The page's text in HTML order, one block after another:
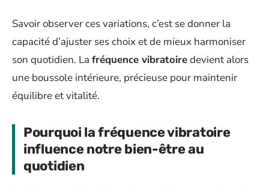
Savoir observer ces variations, c’est se donner la
capacité d’ajuster ses choix et de mieux harmoniser
son quotidien. La fréquence vibratoiredevient alors
une boussole intérieure, précieuse pour maintenir
équilibre et vitalité.
Pourquoi la fréquence vibratoire
influence notre bien-être au
quotidien